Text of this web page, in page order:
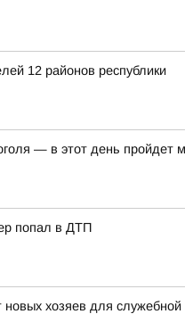
12 районов республики
— в этот день
попал в ДТП
хозяев для служебной